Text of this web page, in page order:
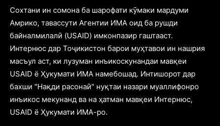
Cохтани ин сомона ба шарофати кӯмаки мардуми
Амрико, тавассути Агентии ИМА оид ба рушди
байналмилалӣ (USAID) имконпазир гаштааст.
Интернюс дар Тоҷикистон барои муҳтавои ин нашрия
масъул аст, ки лузуман инъикоскунандаи мавқеи
USAID ё Ҳукумати ИМА намебошад. Интишорот дар
бахши "Нақди расонаӣ" нуқтаи назари муаллифонро
инъикос мекунанд ва на ҳатман мавқеи Интернюс,
USAID ё Ҳукумати ИМА-ро.